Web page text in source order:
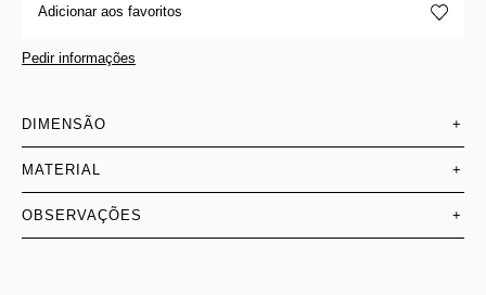
Adicionar aos favoritos
Pedir informações
DIMENSÃO +
MATERIAL +
OBSERVAÇÕES +